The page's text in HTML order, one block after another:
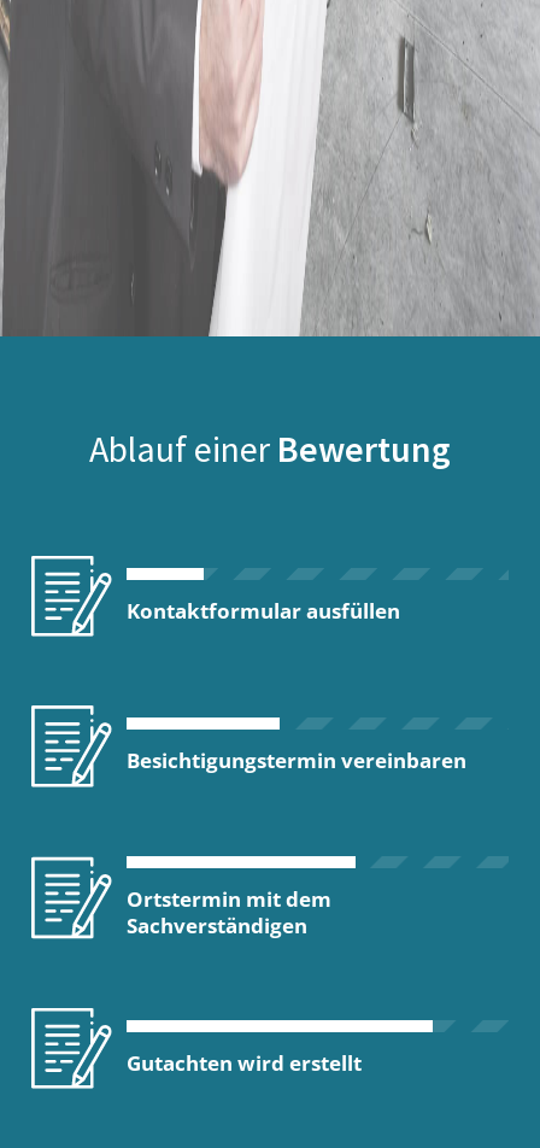
Ablauf einer Bewertung
Kontaktformular ausfüllen
Besichtigungstermin vereinbaren
Ortstermin mit dem
Sachverständigen
Gutachten wird erstellt